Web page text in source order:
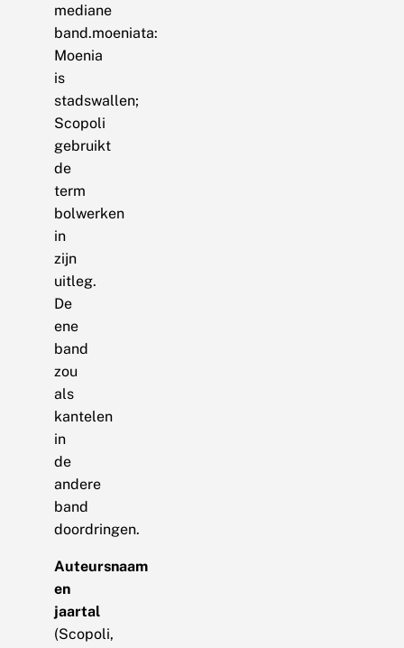
mediane
band.moeniata:
Moenia
is
stadswallen;
Scopoli
gebruikt
de
term
bolwerken
in
zijn
uitleg.
De
ene
band
zou
als
kantelen
in
de
andere
band
doordringen.
Auteursnaam
en
jaartal
(Scopoli,